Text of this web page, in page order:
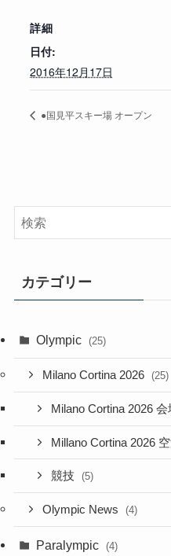
詳細
日付:
2016年12月17日
●国見平スキー場 オープン
カテゴリー
Olympic (25)
Milano Cortina 2026 (25)
Milano Cortina 2026
Millano Cortina 2026
競技 (5)
Olympic News (4)
Paralympic (4)